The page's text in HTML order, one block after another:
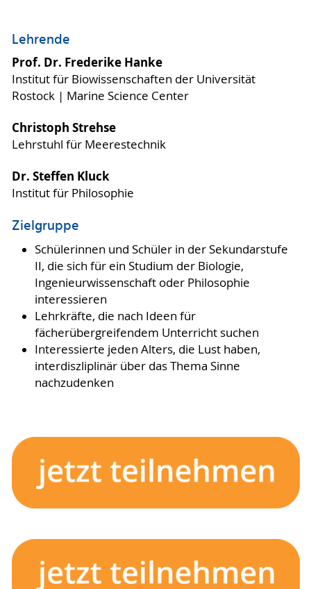
Lehrende
Prof. Dr. Frederike Hanke
Institut für Biowissenschaften der Universität
Rostock | Marine Science Center
Christoph Strehse
Lehrstuhl für Meerestechnik
Dr. Steffen Kluck
Institut für Philosophie
Zielgruppe
Schülerinnen und Schüler in der Sekundarstufe
II, die sich für ein Studium der Biologie,
Ingenieurwissenschaft oder Philosophie
interessieren
Lehrkräfte, die nach Ideen für
fächerübergreifendem Unterricht suchen
Interessierte jeden Alters, die Lust haben,
interdiszliplinär über das Thema Sinne
nachzudenken